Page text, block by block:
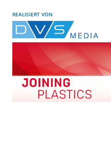
REALISIERT VON